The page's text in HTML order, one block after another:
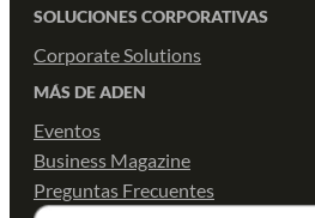
SOLUCIONES CORPORATIVAS
Corporate Solutions
MÁS DE ADEN
Eventos
Business Magazine
Preguntas Frecuentes